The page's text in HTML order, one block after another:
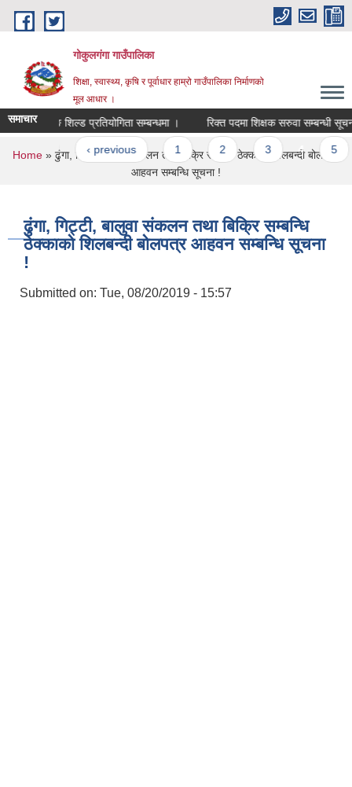
Skip to main content
गोकुलगंगा गाउँपालिका
शिक्षा, स्वास्थ्य, कृषि र पूर्वाधार हाम्रो गाउँपालिका निर्माणको
मूल आधार ।
समाचाररनिङ शिल्ड प्रतियोगिता सम्बन्धमा । रिक्त पदमा शिक्षक सरुवा सम्बन्धी सूचना
« first ‹ previous 4
You are here
Home » ढुंगा, गिट्टी, बालुवा संकलन तथा बिक्रि सम्बन्धि ठेक्काको शिलबन्दी बोलपत्र
आहवन सम्बन्धि सूचना !
ढुंगा, गिट्टी, बालुवा संकलन तथा बिक्रि सम्बन्धि
ठेक्काको शिलबन्दी बोलपत्र आहवन सम्बन्धि सूचना
!
Submitted on: Tue, 08/20/2019 - 15:57